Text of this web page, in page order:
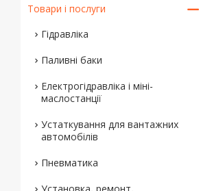
Товари і послуги
Гідравліка
Паливні баки
Електрогідравліка і міні-
маслостанції
Устаткування для вантажних
автомобілів
Пневматика